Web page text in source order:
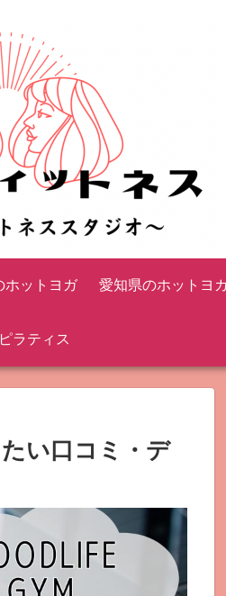
ホットヨガ 愛知県のホットヨ
ラティス
い口コミ・デ